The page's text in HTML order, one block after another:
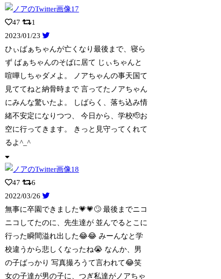
47
1
2023/01/23
ひぃばぁちゃんが亡くなり最後まで、寝ら
ず ばぁちゃんのそばに居て じぃちゃんと
喧嘩しちゃダメよ。 ノアちゃんの事天国て
見ててねと納骨時まで 言ってたノアちゃん
にみんな驚いたよ。 しばらく、落ち込み情
緒不安定になりつつ、 今日から、学校🫡お
空に行ってきます。 きっと見守ってくれて
るよ^_^
47
6
2022/03/26
無事に卒園できました💗💗🙄 最後までニコ
ニコしてたのに、先生達が 並んでるとこに
行った瞬間溢れ出した😂😂 みーんなと学
校違うから悲しくなったね😭 なんか、男
の子ばっかり 写真撮ろうて言われて😂笑
女の子達が男の子に、つぎ私達がノアちゃ